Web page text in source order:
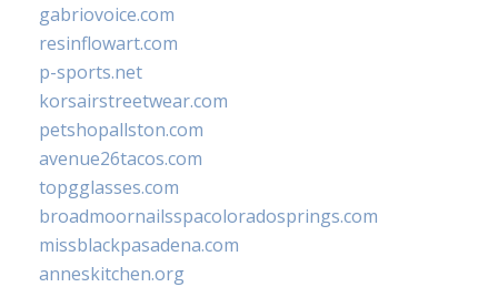
gabriovoice.com
resinflowart.com
p-sports.net
korsairstreetwear.com
petshopallston.com
avenue26tacos.com
topgglasses.com
broadmoornailsspacoloradosprings.com
missblackpasadena.com
anneskitchen.org